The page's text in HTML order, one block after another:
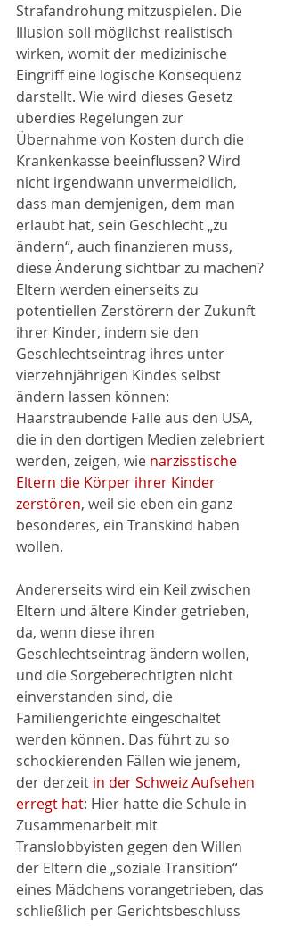
Strafandrohung mitzuspielen. Die
Illusion soll möglichst realistisch
wirken, womit der medizinische
Eingriff eine logische Konsequenz
darstellt. Wie wird dieses Gesetz
überdies Regelungen zur
Übernahme von Kosten durch die
Krankenkasse beeinflussen? Wird
nicht irgendwann unvermeidlich,
dass man demjenigen, dem man
erlaubt hat, sein Geschlecht „zu
ändern“, auch finanzieren muss,
diese Änderung sichtbar zu machen?
Eltern werden einerseits zu
potentiellen Zerstörern der Zukunft
ihrer Kinder, indem sie den
Geschlechtseintrag ihres unter
vierzehnjährigen Kindes selbst
ändern lassen können:
Haarsträubende Fälle aus den USA,
die in den dortigen Medien zelebriert
werden, zeigen, wie narzisstische
Eltern die Körper ihrer Kinder
zerstören, weil sie eben ein ganz
besonderes, ein Transkind haben
wollen.
Andererseits wird ein Keil zwischen
Eltern und ältere Kinder getrieben,
da, wenn diese ihren
Geschlechtseintrag ändern wollen,
und die Sorgeberechtigten nicht
einverstanden sind, die
Familiengerichte eingeschaltet
werden können. Das führt zu so
schockierenden Fällen wie jenem,
der derzeit in der Schweiz Aufsehen
erregt hat: Hier hatte die Schule in
Zusammenarbeit mit
Translobbyisten gegen den Willen
der Eltern die „soziale Transition“
eines Mädchens vorangetrieben, das
schließlich per Gerichtsbeschluss